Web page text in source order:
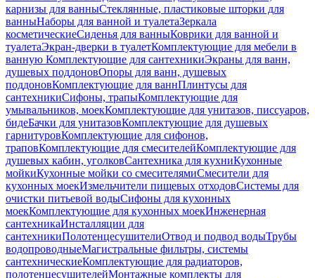
карнизы для ванныСтеклянные, пластиковые шторки для
ванныНаборы для ванной и туалетаЗеркала
косметическиеСиденья для ванныКоврики для ванной и
туалетаЭкран-дверки в туалетКомплектующие для мебели в
ванную Комплектующие для сантехникиЭкраны для ванн,
душевых поддоновОпоры для ванн, душевых
поддоновКомплектующие для ваннПлинтусы для
сантехникиСифоны, трапыКомплектующие для
умывальников, моекКомплектующие для унитазов, писсуаров,
бидеБачки для унитазовКомплектующие для душевых
гарнитуровКомплектующие для сифонов,
траповКомплектующие для смесителейКомплектующие для
душевых кабин, уголковСантехника для кухниКухонные
мойкиКухонные мойки со смесителямиСмесители для
кухонных моекИзмельчители пищевых отходовСистемы для
очистки питьевой водыСифоны для кухонных
моекКомплектующие для кухонных моекИнженерная
сантехникаИнсталляции для
сантехникиПолотенцесушителиОтвод и подвод водыТрубы
водопроводныеМагистральные фильтры, системы
сантехническиеКомплектующие для радиаторов,
полотенцесушителейМонтажные комплекты для